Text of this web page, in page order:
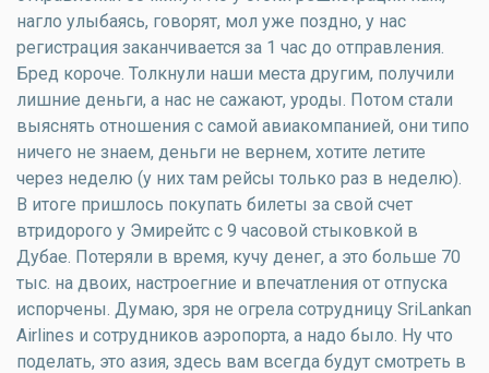
нагло улыбаясь, говорят, мол уже поздно, у нас
регистрация заканчивается за 1 час до отправления.
Бред короче. Толкнули наши места другим, получили
лишние деньги, а нас не сажают, уроды. Потом стали
выяснять отношения с самой авиакомпанией, они типо
ничего не знаем, деньги не вернем, хотите летите
через неделю (у них там рейсы только раз в неделю).
В итоге пришлось покупать билеты за свой счет
втридорого у Эмирейтс с 9 часовой стыковкой в
Дубае. Потеряли в время, кучу денег, а это больше 70
тыс. на двоих, настроегние и впечатления от отпуска
испорчены. Думаю, зря не огрела сотрудницу SriLankan
Airlines и сотрудников аэропорта, а надо было. Ну что
поделать, это азия, здесь вам всегда будут смотреть в